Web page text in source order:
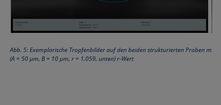
Abb. 5: Exemplarische Tropfenbilder auf den beiden strukturierten Proben mit
(A = 50 µm, B = 10 µm,r= 1,059, unten)r-Wert